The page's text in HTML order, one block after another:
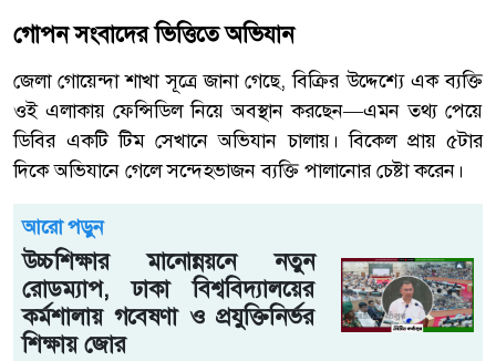
গোপন সংবাদের ভিত্তিতে অভিযান
জেলা গোয়েন্দা শাখা সূত্রে জানা গেছে, বিক্রির উদ্দেশ্যে এক ব্যক্তি
ওই এলাকায় ফেন্সিডিল নিয়ে অবস্থান করছেন—এমন তথ্য পেয়ে
ডিবির একটি টিম সেখানে অভিযান চালায়। বিকেল প্রায় ৫টার
দিকে অভিযানে গেলে সন্দেহভাজন ব্যক্তি পালানোর চেষ্টা করেন।
আরো পড়ুন
উচ্চশিক্ষার মানোন্নয়নে নতুন
রোডম্যাপ, ঢাকা বিশ্ববিদ্যালয়ের
কর্মশালায় গবেষণা ও প্রযুক্তিনির্ভর
শিক্ষায় জোর